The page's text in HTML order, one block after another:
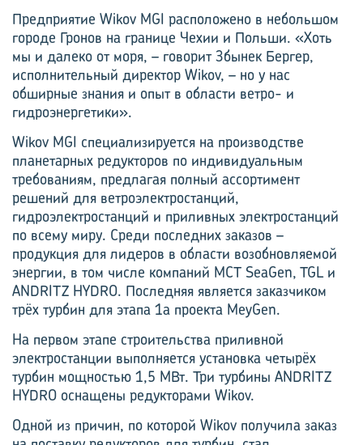
Предприятие Wikov MGI расположено в небольшом
городе Гронов на границе Чехии и Польши. «Хоть
мы и далеко от моря, – говорит Збынек Бергер,
исполнительный директор Wikov, – но у нас
обширные знания и опыт в области ветро- и
гидроэнергетики».
Wikov MGI специализируется на производстве
планетарных редукторов по индивидуальным
требованиям, предлагая полный ассортимент
решений для ветроэлектростанций,
гидроэлектростанций и приливных электростанций
по всему миру. Среди последних заказов –
продукция для лидеров в области возобновляемой
энергии, в том числе компаний MCT SeaGen, TGL и
ANDRITZ HYDRO. Последняя является заказчиком
трёх турбин для этапа 1а проекта MeyGen.
На первом этапе строительства приливной
электростанции выполняется установка четырёх
турбин мощностью 1,5 МВт. Три турбины ANDRITZ
HYDRO оснащены редукторами Wikov.
Одной из причин, по которой Wikov получила заказ